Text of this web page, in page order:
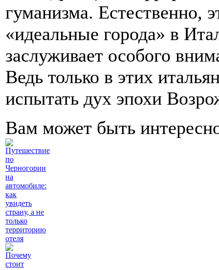
гуманизма. Естественно,
«идеальные города» в
заслуживает особого
Ведь только в этих
испытать дух эпохи
Вам может быть
Путешествие
по
Черногории
на
автомобиле:
как
увидеть
страну, а не
только
территорию
отеля
Почему
стоит